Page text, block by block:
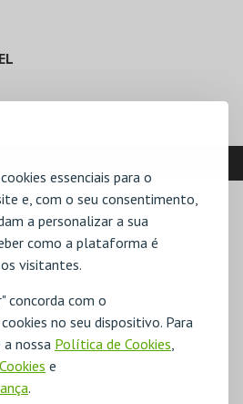
essenciais para o
e, com o seu consentimento,
a personalizar a sua
como a plataforma é
visitantes.
concorda com o
no seu dispositivo. Para
nossa Política de Cookies,
e
.
Junqueiro